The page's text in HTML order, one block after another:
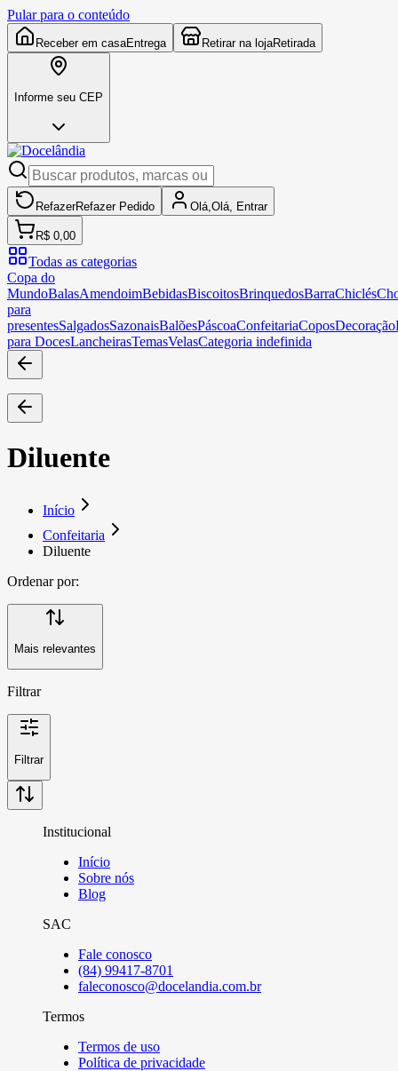
Pular para o conteúdo
Receber em casaEntrega Retirar na lojaRetirada
Informe seu CEP
RefazerRefazer Pedido Olá, Olá, Entrar
R$ 0,00
Todas as categorias
Copa do
MundoBalasAmendoimBebidasBiscoitosBrinquedosBarraChiclés
para
presentesSalgadosSazonaisBalõesPáscoaConfeitariaCoposDecoração
para DocesLancheirasTemasVelasCategoria indefinida
Diluente
Início
Confeitaria
Diluente
Ordenar por:
Mais relevantes
Filtrar
Filtrar
Institucional
Início
Sobre nós
Blog
SAC
Fale conosco
(84) 99417-8701
faleconosco@docelandia.com.br
Termos
Termos de uso
Política de privacidade